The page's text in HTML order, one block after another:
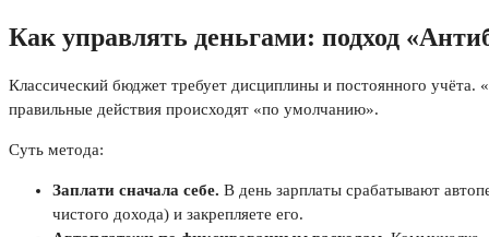
Как управлять деньгами: подход
Классический бюджет требует дисциплины и постоянного учёта.
правильные действия происходят «по умолчанию».
Суть метода:
Заплати сначала себе. В день зарплаты срабатывают
чистого дохода) и закрепляете его.